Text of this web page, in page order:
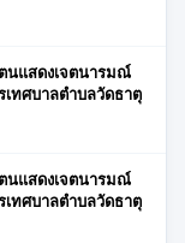
นแสดงเจตนารมณ์
ทศบาลตำบลวัดธาตุ
นแสดงเจตนารมณ์
ทศบาลตำบลวัดธาตุ